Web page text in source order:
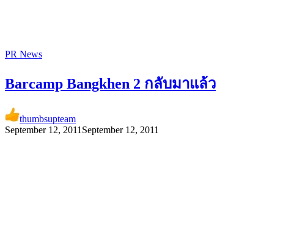
PR News
Barcamp Bangkhen 2 กลับมาแล้ว
thumbsupteam
September 12, 2011 September 12, 2011